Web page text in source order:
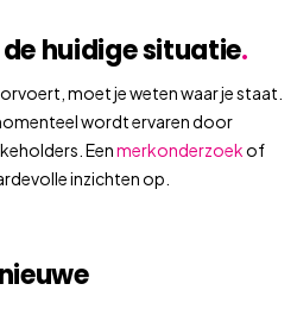
de huidige situatie.
moet je weten waar je staat.
wordt ervaren door
Eenmerkonderzoekof
inzichten op.